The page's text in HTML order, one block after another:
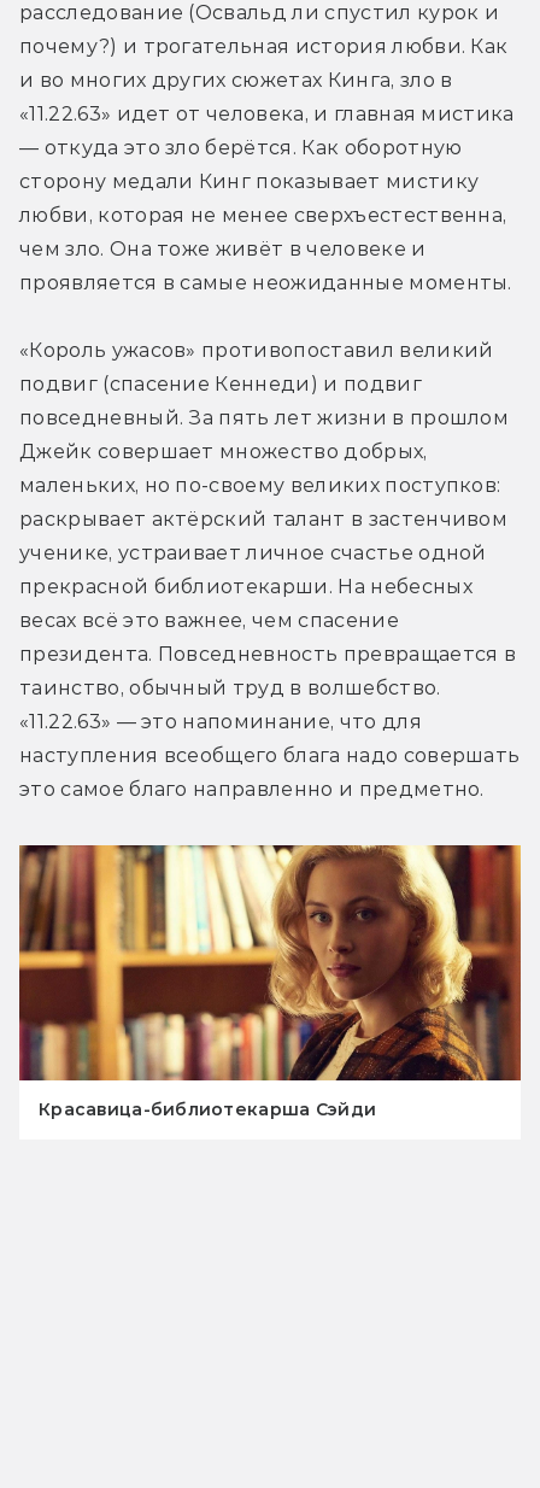
расследование (Освальд ли спустил курок и
почему?) и трогательная история любви. Как
и во многих других сюжетах Кинга, зло в
«11.22.63» идет от человека, и главная мистика
— откуда это зло берётся. Как оборотную
сторону медали Кинг показывает мистику
любви, которая не менее сверхъестественна,
чем зло. Она тоже живёт в человеке и
проявляется в самые неожиданные моменты.
«Король ужасов» противопоставил великий
подвиг (спасение Кеннеди) и подвиг
повседневный. За пять лет жизни в прошлом
Джейк совершает множество добрых,
маленьких, но по-своему великих поступков:
раскрывает актёрский талант в застенчивом
ученике, устраивает личное счастье одной
прекрасной библиотекарши. На небесных
весах всё это важнее, чем спасение
президента. Повседневность превращается в
таинство, обычный труд в волшебство.
«11.22.63» — это напоминание, что для
наступления всеобщего блага надо совершать
это самое благо направленно и предметно.
Красавица-библиотекарша Сэйди